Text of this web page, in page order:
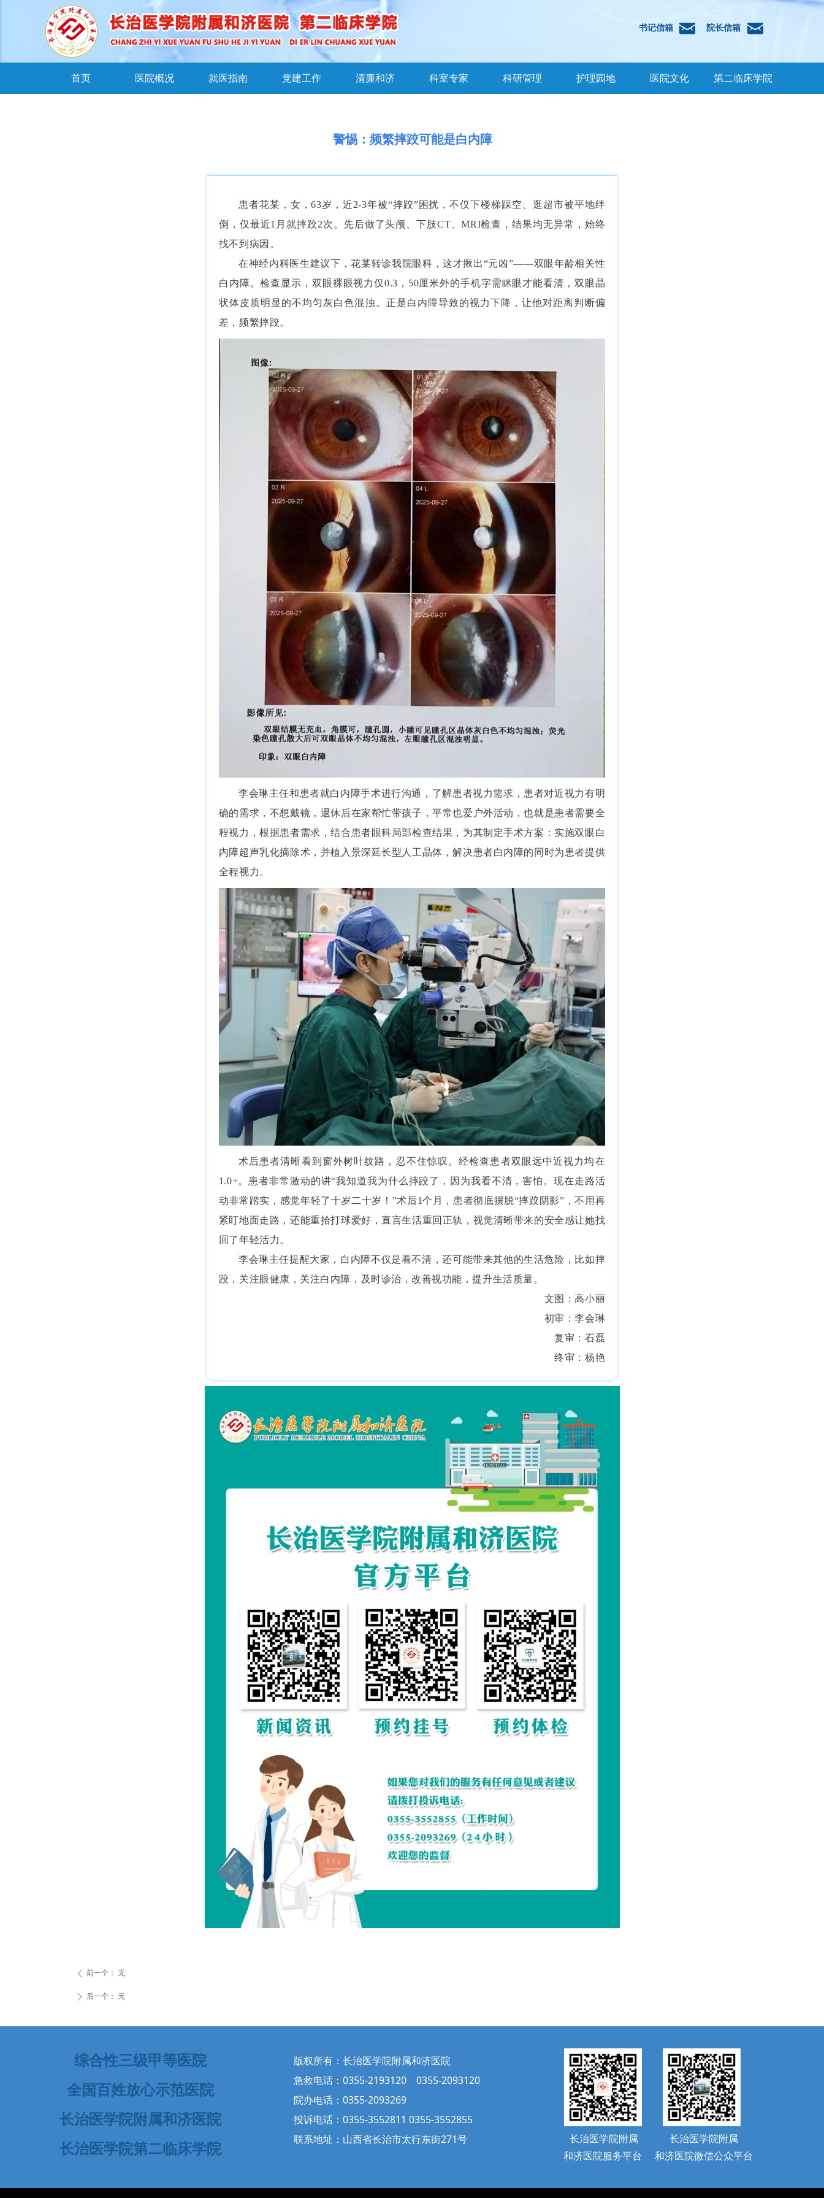
书记信箱 院长信箱
낂 낂
首页 医院概况 就医指南 党建工作 清廉和济 科室专家 科研管理 护理园地 医院文化 第二临床学院
警惕：频繁摔跤可能是白内障
患者花某，女，63岁，近2-3年被“摔跤”困扰，不仅下楼梯踩空、逛超市被平地绊
倒，仅最近1月就摔跤2次。先后做了头颅、下肢CT、MRI检查，结果均无异常，始终
找不到病因。
在神经内科医生建议下，花某转诊我院眼科，这才揪出“元凶”——双眼年龄相关性
白内障。检查显示，双眼裸眼视力仅0.3，50厘米外的手机字需眯眼才能看清，双眼晶
状体皮质明显的不均匀灰白色混浊。正是白内障导致的视力下降，让他对距离判断偏
差，频繁摔跤。
李会琳主任和患者就白内障手术进行沟通，了解患者视力需求，患者对近视力有明
确的需求，不想戴镜，退休后在家帮忙带孩子，平常也爱户外活动，也就是患者需要全
程视力，根据患者需求，结合患者眼科局部检查结果，为其制定手术方案：实施双眼白
内障超声乳化摘除术，并植入景深延长型人工晶体，解决患者白内障的同时为患者提供
全程视力。
术后患者清晰看到窗外树叶纹路，忍不住惊叹。经检查患者双眼远中近视力均在
1.0+。患者非常激动的讲“我知道我为什么摔跤了，因为我看不清，害怕。现在走路活
动非常踏实，感觉年轻了十岁二十岁！”术后1个月，患者彻底摆脱“摔跤阴影”，不用再
紧盯地面走路，还能重拾打球爱好，直言生活重回正轨，视觉清晰带来的安全感让她找
回了年轻活力。
李会琳主任提醒大家，白内障不仅是看不清，还可能带来其他的生活危险，比如摔
跤，关注眼健康，关注白内障，及时诊治，改善视功能，提升生活质量。
文图：高小丽
初审：李会琳
复审：石磊
终审：杨艳
ꄴ 前一个： 无
ꄲ 后一个： 无
版权所有：长治医学院附属和济医院
急救电话：0355-2193120 0355-2093120
院办电话：0355-2093269
投诉电话：0355-3552811 0355-3552855
联系地址：山西省长治市太行东街271号
综合性三级甲等医院
全国百姓放心示范医院
长治医学院附属和济医院
长治医学院第二临床学院
长治医学院附属
和济医院服务平台
长治医学院附属
和济医院微信公众平台